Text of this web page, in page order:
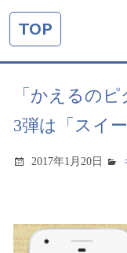
TOP
「かえるの
3弾は「スイ
2017年1月20日